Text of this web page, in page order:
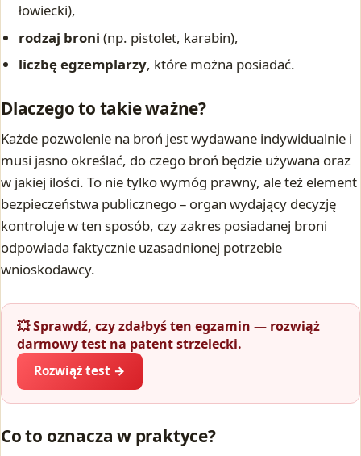
łowiecki),
rodzaj broni (np. pistolet, karabin),
liczbę egzemplarzy, które można posiadać.
Dlaczego to takie ważne?
Każde pozwolenie na broń jest wydawane indywidualnie i
musi jasno określać, do czego broń będzie używana oraz
w jakiej ilości. To nie tylko wymóg prawny, ale też element
bezpieczeństwa publicznego – organ wydający decyzję
kontroluje w ten sposób, czy zakres posiadanej broni
odpowiada faktycznie uzasadnionej potrzebie
wnioskodawcy.
💥 Sprawdź, czy zdałbyś ten egzamin — rozwiąż
darmowy test na patent strzelecki.
Rozwiąż test →
Co to oznacza w praktyce?